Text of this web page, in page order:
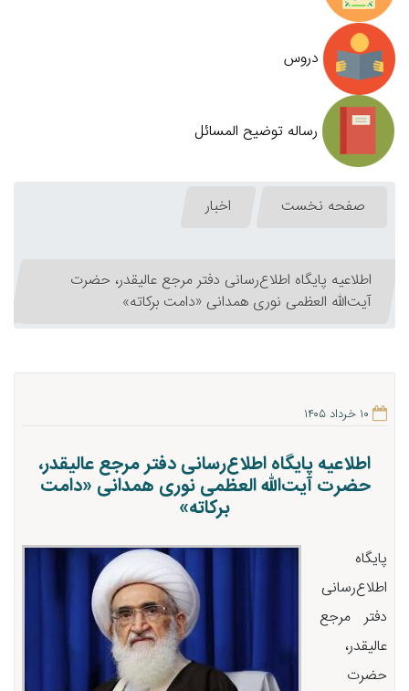
دروس
رساله توضیح المسائل
صفحه نخست اخبار
اطلاعیه پایگاه اطلاع‌رسانی دفتر مرجع عالیقدر، حضرت
آیت‌الله العظمی نوری همدانی «دامت برکاته»
۱۰ خرداد ۱۴۰۵
اطلاعیه پایگاه اطلاع‌رسانی دفتر مرجع عالیقدر،
حضرت آیت‌الله العظمی نوری همدانی «دامت
برکاته»
پایگاه
اطلاع‌رسانی
دفتر مرجع
عالیقدر،
حضرت